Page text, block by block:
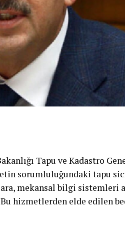
Tapu ve Kadastro
sorumluluğundaki tapu
mekansal bilgi sistemleri
hizmetlerden elde edilen